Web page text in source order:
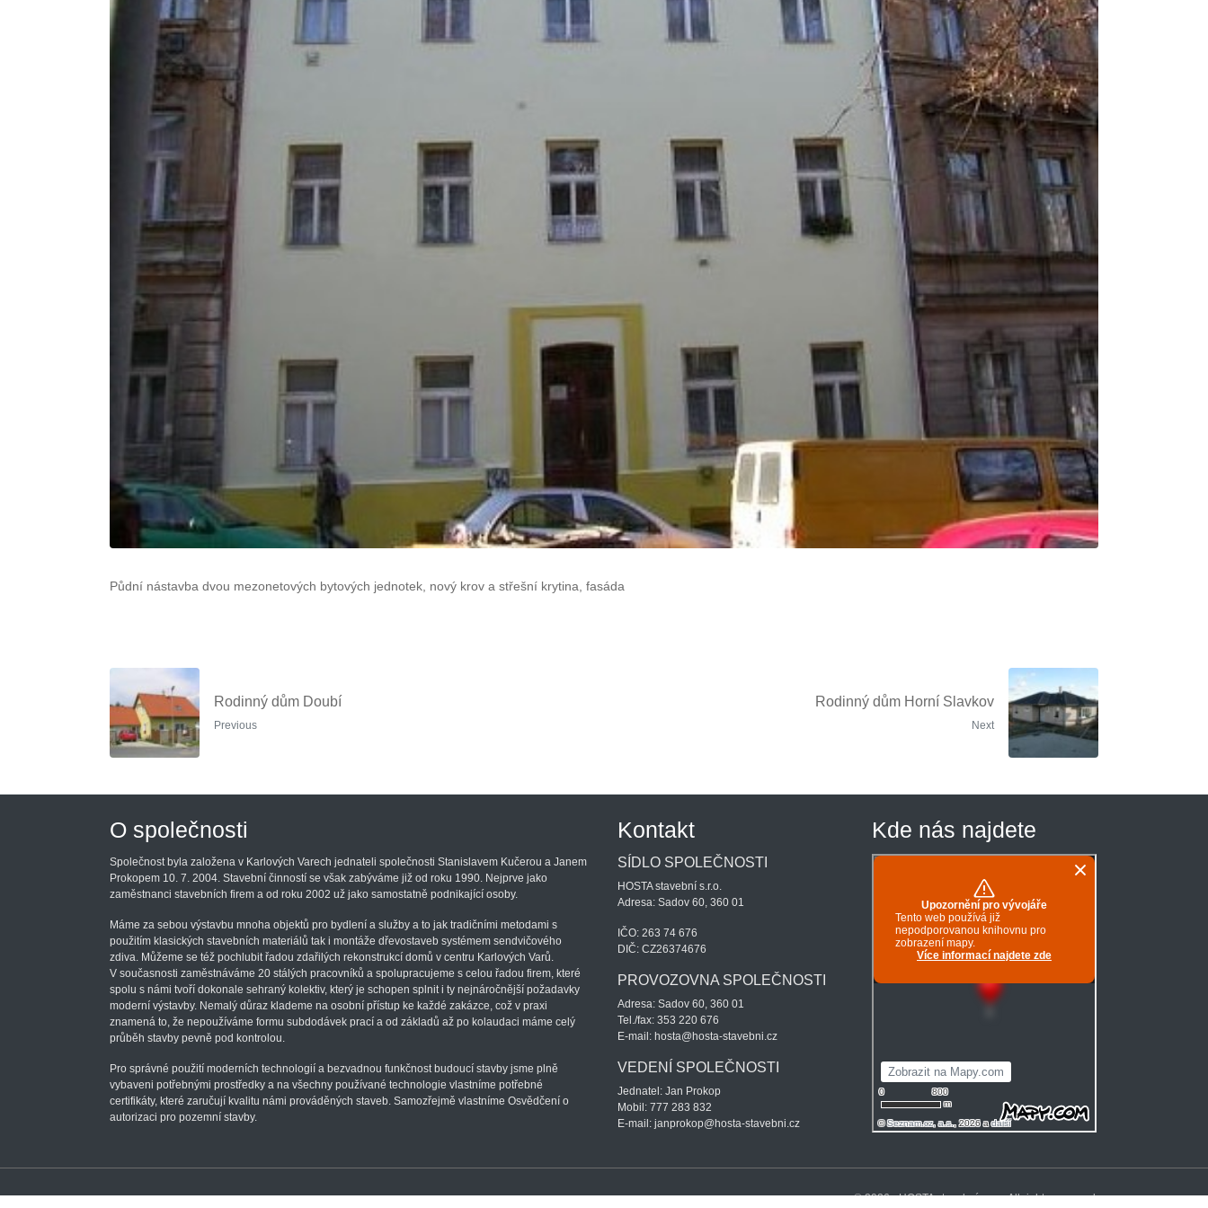
Půdní nástavba dvou mezonetových bytových jednotek, nový krov a střešní krytina, fasáda
Rodinný dům Doubí
Previous
Rodinný dům Horní Slavkov
Next
O společnosti
Společnost byla založena v Karlových Varech jednateli společnosti Stanislavem Kučerou a Janem
Prokopem 10. 7. 2004. Stavební činností se však zabýváme již od roku 1990. Nejprve jako
zaměstnanci stavebních firem a od roku 2002 už jako samostatně podnikající osoby.
Máme za sebou výstavbu mnoha objektů pro bydlení a služby a to jak tradičními metodami s
použitím klasických stavebních materiálů tak i montáže dřevostaveb systémem sendvičového
zdiva. Můžeme se též pochlubit řadou zdařilých rekonstrukcí domů v centru Karlových Varů.
V současnosti zaměstnáváme 20 stálých pracovníků a spolupracujeme s celou řadou firem, které
spolu s námi tvoří dokonale sehraný kolektiv, který je schopen splnit i ty nejnáročnější požadavky
moderní výstavby. Nemalý důraz klademe na osobní přístup ke každé zakázce, což v praxi
znamená to, že nepoužíváme formu subdodávek prací a od základů až po kolaudaci máme celý
průběh stavby pevně pod kontrolou.
Pro správné použití moderních technologií a bezvadnou funkčnost budoucí stavby jsme plně
vybaveni potřebnými prostředky a na všechny používané technologie vlastníme potřebné
certifikáty, které zaručují kvalitu námi prováděných staveb. Samozřejmě vlastníme Osvědčení o
autorizaci pro pozemní stavby.
Kontakt
SÍDLO SPOLEČNOSTI
HOSTA stavební s.r.o.
Adresa: Sadov 60, 360 01
IČO: 263 74 676
DIČ: CZ26374676
PROVOZOVNA SPOLEČNOSTI
Adresa: Sadov 60, 360 01
Tel./fax: 353 220 676
E-mail: hosta@hosta-stavebni.cz
VEDENÍ SPOLEČNOSTI
Jednatel: Jan Prokop
Mobil: 777 283 832
E-mail: janprokop@hosta-stavebni.cz
Kde nás najdete
© 2026 - HOSTA stavební s.r.o.. All rights reserved.